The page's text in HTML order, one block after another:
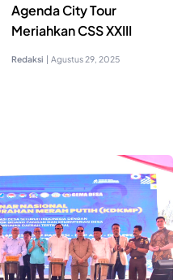
Agenda City Tour
Meriahkan CSS XXIII
Redaksi | Agustus 29, 2025